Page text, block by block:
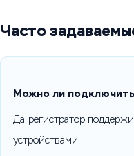
Часто
Можно ли
Да, регистратор
устройствами.